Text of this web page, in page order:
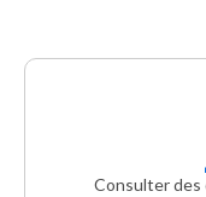
Consulter des